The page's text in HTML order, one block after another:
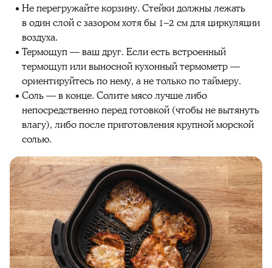
Не перегружайте корзину. Стейки должны лежать
в один слой с зазором хотя бы 1–2 см для циркуляции
воздуха.
Термощуп — ваш друг. Если есть встроенный
термощуп или выносной кухонный термометр —
ориентируйтесь по нему, а не только по таймеру.
Соль — в конце. Солите мясо лучше либо
непосредственно перед готовкой (чтобы не вытянуть
влагу), либо после приготовления крупной морской
солью.